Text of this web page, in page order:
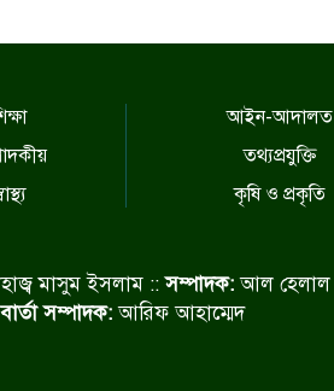
আইন-আদালত
তথ্যপ্রযুক্তি
কৃষি ও প্রকৃতি
মাসুম ইসলাম ::সম্পাদক:আল হেলাল
বার্তা সম্পাদক:আরিফ আহাম্মেদ